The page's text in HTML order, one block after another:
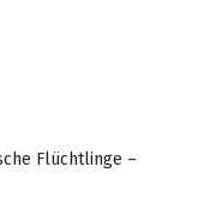
Flüchtlinge –